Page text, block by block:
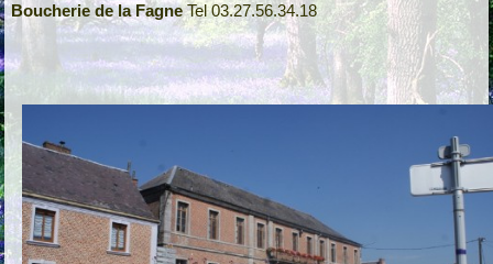
Boucherie de la FagneTel 03.27.56.34.18